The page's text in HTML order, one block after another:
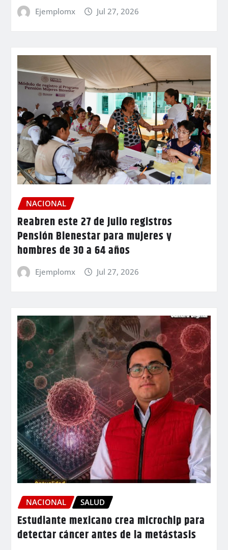
Ejemplomx Jul 27, 2026
NACIONAL
Reabren este 27 de julio registros
Pensión Bienestar para mujeres y
hombres de 30 a 64 años
Ejemplomx Jul 27, 2026
NACIONAL SALUD
Estudiante mexicano crea microchip para
detectar cáncer antes de la metástasis